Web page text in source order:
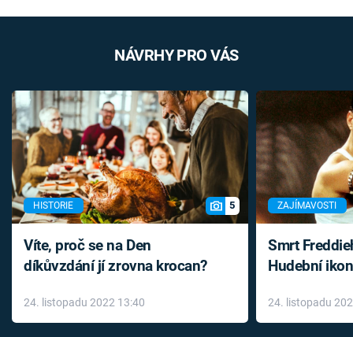
NÁVRHY PRO VÁS
HISTORIE 5
Víte, proč se na Den
díkůvzdání jí zrovna krocan?
24. listopadu 2022 13:40
ZAJÍMAVOSTI
Smrt
Hudební
léky
24. listopadu